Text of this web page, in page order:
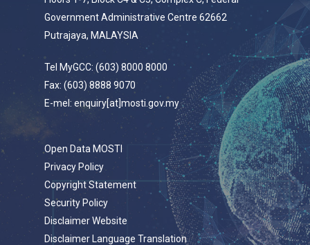
Government Administrative Centre 62662
Putrajaya, MALAYSIA
Tel MyGCC: (603) 8000 8000
Fax: (603) 8888 9070
E-mel: enquiry[at]mosti.gov.my
Open Data MOSTI
Privacy Policy
Copyright Statement
Security Policy
Disclaimer Website
Disclaimer Language Translation